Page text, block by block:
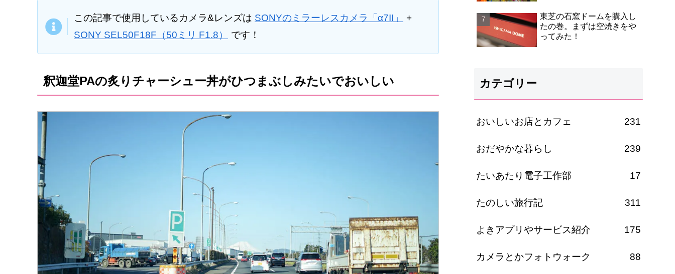
この記事で使用しているカメラ&レンズは SONYのミラーレスカメラ「α7II」
+
SONY SEL50F18F（50ミリ F1.8）
です！
釈迦堂PAの炙りチャーシュー丼がひつまぶしみたいでおいしい
東芝の石窯ドームを購入し
たの巻。まずは空焼きをや
ってみた！
カテゴリー
おいしいお店とカフェ 231
おだやかな暮らし 239
たいあたり電子工作部 17
たのしい旅行記 311
よきアプリやサービス紹介 175
カメラとかフォトウォーク 88